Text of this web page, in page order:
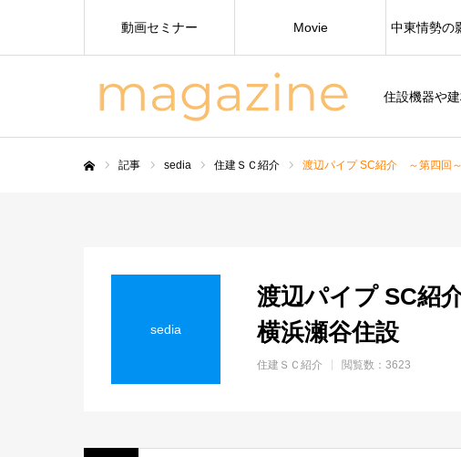
住設機器や
動画セミナー Movie 中東情勢の
記事 sedia 住建ＳＣ紹介 渡辺パイプ SC紹介 ～第四回
sedia
渡辺パイプ SC
横浜瀬谷住設
住建ＳＣ紹介 閲覧数：3623